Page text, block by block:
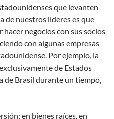
que levanten
de nuestros líderes es que
negocios con sus socios
con algunas empresas
Por ejemplo, la
de Estados
de Brasil durante un tiempo,
en bienes raíces, en